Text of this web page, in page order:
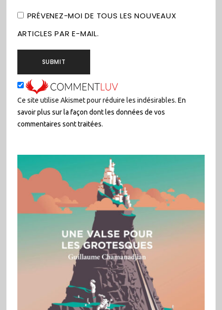
PRÉVENEZ-MOI DE TOUS LES NOUVEAUX
ARTICLES PAR E-MAIL.
Ce site utilise Akismet pour réduire les indésirables. En
savoir plus sur la façon dont les données de vos
commentaires sont traitées.